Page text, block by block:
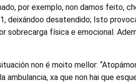
por exemplo, non damos feito,
deixándoo desatendido; Isto
sobrecarga física e emocional.
non é moito mellor:
ambulancia, xa que non hai que